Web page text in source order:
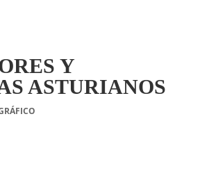
Y
ASTURIANOS